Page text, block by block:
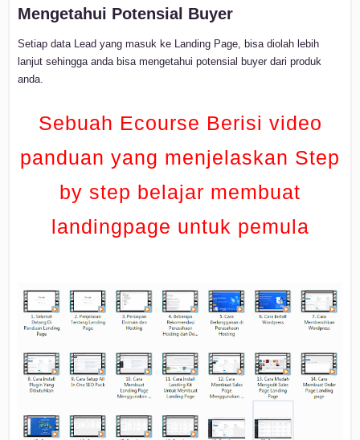
Mengetahui Potensial Buyer
Setiap data Lead yang masuk ke Landing Page, bisa diolah lebih
lanjut sehingga anda bisa mengetahui potensial buyer dari produk
anda.
Sebuah Ecourse Berisi video
panduan yang menjelaskan Step
by step belajar membuat
landingpage untuk pemula